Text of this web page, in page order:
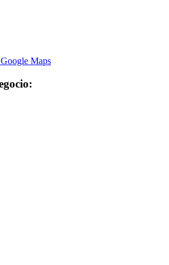
Google Maps